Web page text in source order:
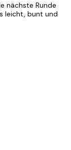
nächste Runde
leicht, bunt und